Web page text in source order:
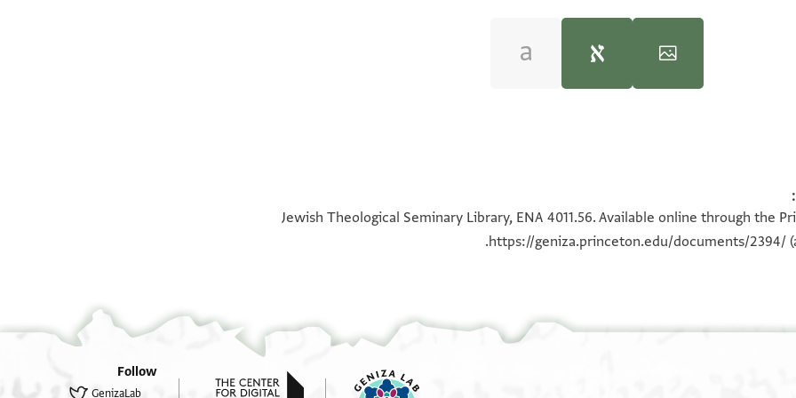
Jewish Theological Seminary Library, ENA 4011.56. Available online through the
https://geniza.princeton.edu/documents/2394/
Follow
GenizaLab